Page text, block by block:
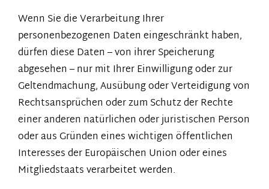
Wenn Sie die Verarbeitung Ihrer
personenbezogenen Daten eingeschränkt haben,
dürfen diese Daten – von ihrer Speicherung
abgesehen – nur mit Ihrer Einwilligung oder zur
Geltendmachung, Ausübung oder Verteidigung von
Rechtsansprüchen oder zum Schutz der Rechte
einer anderen natürlichen oder juristischen Person
oder aus Gründen eines wichtigen öffentlichen
Interesses der Europäischen Union oder eines
Mitgliedstaats verarbeitet werden.